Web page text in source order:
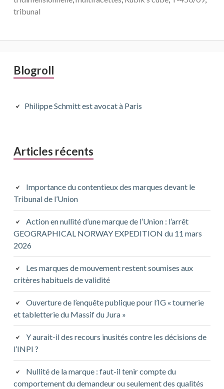
tribunal
Barre
principale
Blogroll
Philippe Schmitt est avocat à Paris
Articles récents
Importance du contentieux des marques devant le
Tribunal de l’Union
Action en nullité d’une marque de l’Union : l’arrêt
GEOGRAPHICAL NORWAY EXPEDITION du 11 mars
2026
Les marques de mouvement restent soumises aux
critères habituels de validité
Ouverture de l’enquête publique pour l’IG « tournerie
et tabletterie du Massif du Jura »
Y aurait-il des recours inusités contre les décisions de
l’INPI ?
Nullité de la marque : faut-il tenir compte du
comportement du demandeur ou seulement des qualités